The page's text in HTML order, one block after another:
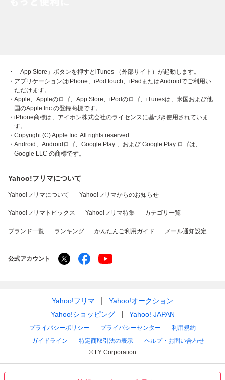
・「App Store」ボタンを押すとiTunes （外部サイト）が起動します。
・アプリケーションはiPhone、iPod touch、iPadまたはAndroidでご利用い
ただけます。
・Apple、Appleのロゴ、App Store、iPodのロゴ、iTunesは、米国および他
国のApple Inc.の登録商標です。
・iPhone商標は、アイホン株式会社のライセンスに基づき使用されていま
す。
・Copyright (C) Apple Inc. All rights reserved.
・Android、Androidロゴ、Google Play 、および Google Play ロゴは、
Google LLC の商標です。
Yahoo!フリマについて
Yahoo!フリマについて Yahoo!フリマからのお知らせ
Yahoo!フリマトピックス Yahoo!フリマ特集 カテゴリ一覧
ブランド一覧 ランキング かんたんご利用ガイド メール通知設定
公式アカウント
Yahoo!フリマ
Yahoo!オークション
Yahoo!ショッピング
Yahoo! JAPAN
プライバシーポリシー プライバシーセンター
利用規約
ガイドライン
特定商取引法の表示
ヘルプ・お問い合わせ
© LY Corporation